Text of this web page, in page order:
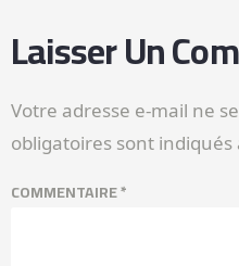
Laisser Un
Votre adresse e-mail ne
obligatoires sont indiqués
COMMENTAIRE*